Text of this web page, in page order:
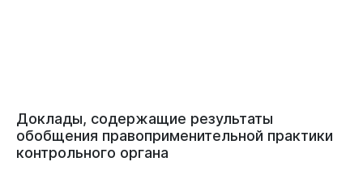
Доклады, содержащие результаты
обобщения правоприменительной практики
контрольного органа